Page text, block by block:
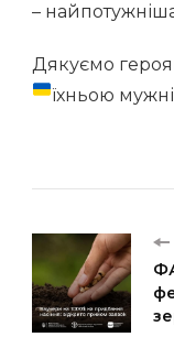
–
Дякуємо
їхньою